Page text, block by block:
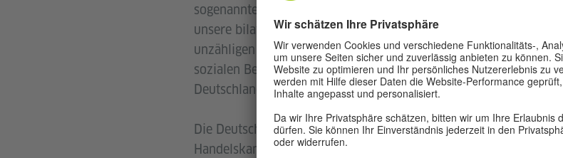
sogenannten Freundschaftsvertrags. Seit seiner Unterzeichnung
unsere bilateralen Beziehungen in allen Bereichen sehr
unzähligen privaten und staatlichen Initiativen in Wirtschaft,
sozialen Bereichen und mit einer zentralen Rolle der deutschen
Deutschland und Rumänien.
Die Deutsche Botschaft, das Rumänisch–Deutsche Forum, die
Handelskammer, das Goethe-Institut, der Deutsche